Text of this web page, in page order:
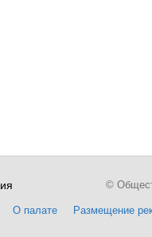
О палате Размещение
©